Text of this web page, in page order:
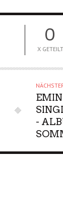
0
X GETEILT
-